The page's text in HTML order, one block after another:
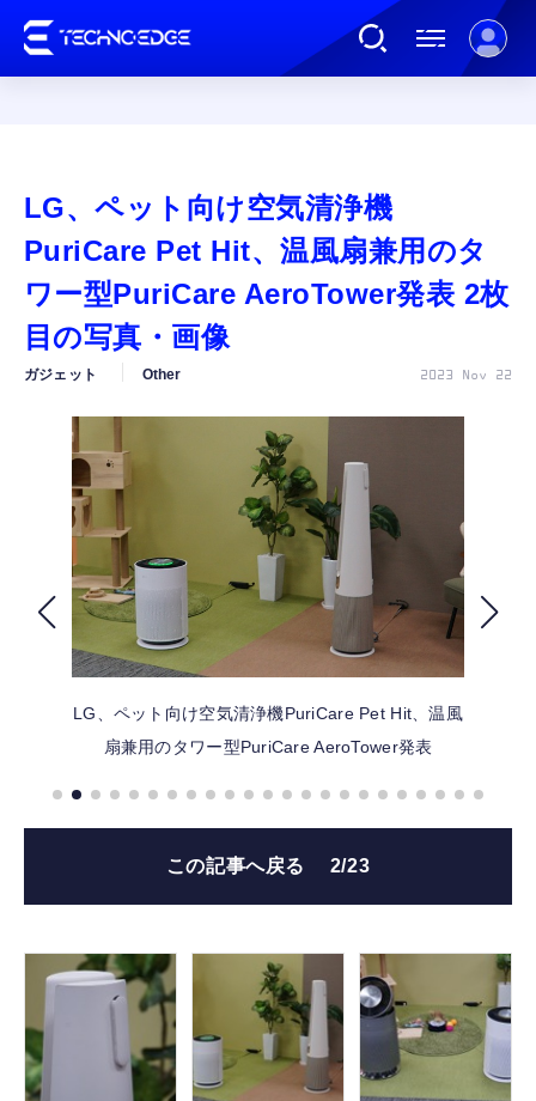
AI
ガジェット
カルチャー
公式ストア
FOLLOW US
LG、ペット向け空気清浄機
PuriCare Pet Hit、温風扇兼用のタ
ワー型PuriCare AeroTower発表 2枚
目の写真・画像
ガジェット Other 2023 Nov 22
LG、ペット向け空気清浄機PuriCare Pet Hit、温風
扇兼用のタワー型PuriCare AeroTower発表
この記事へ戻る 2/23